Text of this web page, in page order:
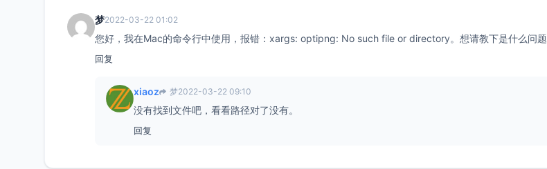
梦2022-03-22 01:02
您好，我在Mac的命令行中使用，报错：xargs: optipng: No such file or directory。想请教下是什么问题
回复
xiaoz 梦2022-03-22 09:10
没有找到文件吧，看看路径对了没有。
回复